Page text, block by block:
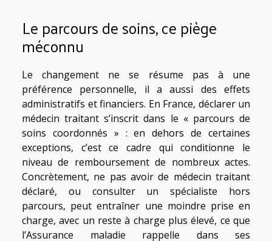
Le parcours de soins, ce piège
méconnu
Le changement ne se résume pas à une
préférence personnelle, il a aussi des effets
administratifs et financiers. En France, déclarer un
médecin traitant s’inscrit dans le « parcours de
soins coordonnés » : en dehors de certaines
exceptions, c’est ce cadre qui conditionne le
niveau de remboursement de nombreux actes.
Concrètement, ne pas avoir de médecin traitant
déclaré, ou consulter un spécialiste hors
parcours, peut entraîner une moindre prise en
charge, avec un reste à charge plus élevé, ce que
l’Assurance maladie rappelle dans ses